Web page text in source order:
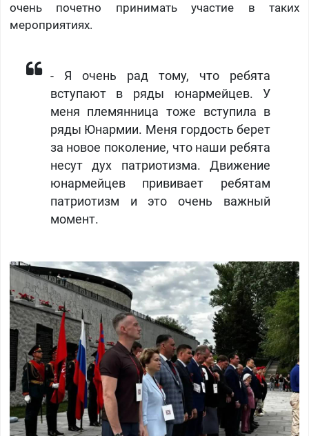
очень почетно принимать участие в таких
мероприятиях.
- Я очень рад тому, что ребята
вступают в ряды юнармейцев. У
меня племянница тоже вступила в
ряды Юнармии. Меня гордость берет
за новое поколение, что наши ребята
несут дух патриотизма. Движение
юнармейцев прививает ребятам
патриотизм и это очень важный
момент.